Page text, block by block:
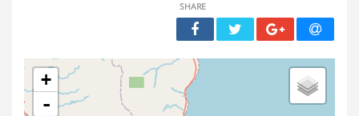
SHARE
+
-